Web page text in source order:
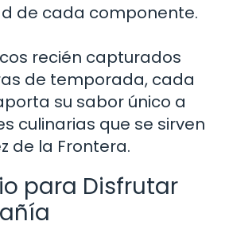
de cada componente.
recién capturados
de temporada, cada
su sabor único a
culinarias que se sirven
de la Frontera.
para Disfrutar